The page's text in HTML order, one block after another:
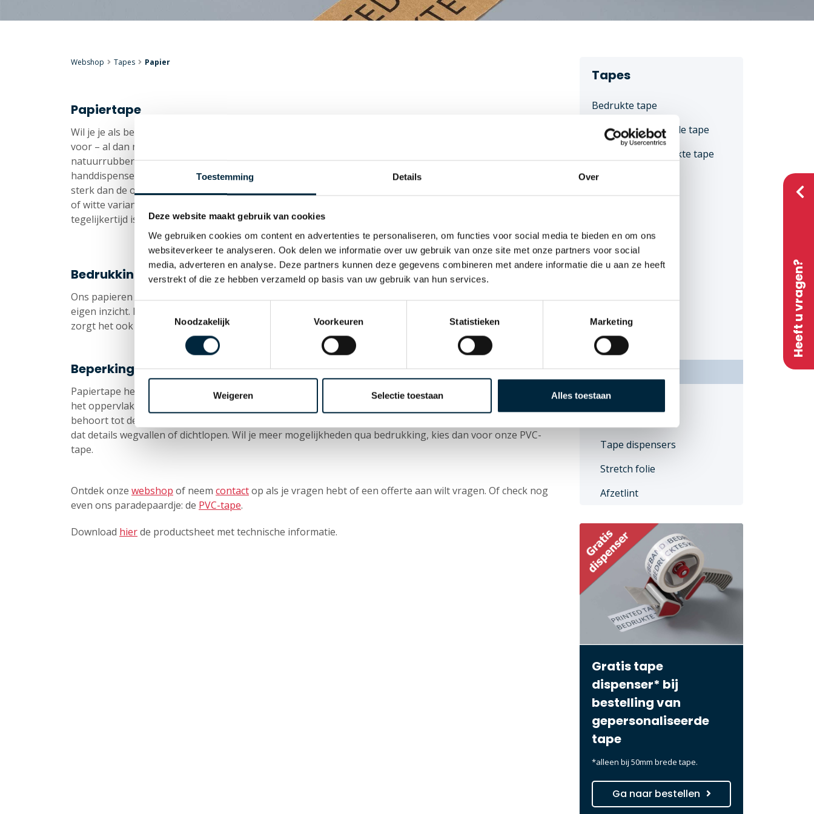
Toestemming Details Over
Deze website maakt gebruik van cookies
We gebruiken cookies om content en advertenties te personaliseren, om functies voor social media te bieden en om ons
websiteverkeer te analyseren. Ook delen we informatie over uw gebruik van onze site met onze partners voor social
media, adverteren en analyse. Deze partners kunnen deze gegevens combineren met andere informatie die u aan ze heeft
verstrekt of die ze hebben verzameld op basis van uw gebruik van hun services.
Toestemmingsselectie
Noodzakelijk
Voorkeuren Statistieken Marketing
Weigeren Selectie toestaan Alles toestaan
Heeft u vragen?
Webshop Tapes Papier
Papiertape
Wil je je als bedrijf presenteren met eens wat anders dan bedrukte tape op basis van PVC of PP? Kies dan
voor – al dan niet bedrukt – papieren verpakkingstape! Deze tape met een belijmingslaag van
natuurrubber plakt direct, hecht makkelijk en snel. Het rolt makkelijk af, wat het heel geschikt maakt voor
handdispensers. Het is een soepele tape die ook makkelijk is af te scheuren. De papiertape is wat minder
sterk dan de overige tapesoorten, maar nog steeds een prima alternatief. Deze papiertape is in een bruine
of witte variant verkrijgbaar en geeft de tape een ecologische uitstraling, die eenvoudig en mooi
tegelijkertijd is.
Bedrukkingsmogelijkheden papieren tape
Ons papieren tape kan ook bedrukt worden met jouw logo, bedrijfsgegevens of een ander design naar
eigen inzicht. Dat maakt het een effectief, voordelig en herkenbaar reclamemiddel. Naast herkenbaarheid
zorgt het ook voor een goede bescherming van je zendingen.
Beperkingen bij het bedrukken
Papiertape heeft iets minder bedrukkingsmogelijkheden dan ons Premium PVC-tape. Maximaal de helft van
het oppervlak is bedrukbaar. De tape inkleuren of een diapositieve bedrukking is niet mogelijk. Rasterdruk
behoort tot de mogelijkheden, maar vanwege het oneffen oppervlak van de papiertape kan het voorkomen
dat details wegvallen of dichtlopen. Wil je meer mogelijkheden qua bedrukking, kies dan voor onze PVC-
tape.
Ontdek onze webshop of neem contactop als je vragen hebt of een offerte aan wilt vragen. Of check nog
even ons paradepaardje: de PVC-tape.
Download hierde productsheet met technische informatie.
Tapes
Bedrukte tape
Gepersonaliseerde tape
Standaard bedrukte tape
Ecotapes
Eco 210
PVC
PP-Hotmelt
PP-Acryl
Papier
Duurzaam
Tape dispensers
Stretch folie
Afzetlint
Gratis tape
dispenser* bij
bestelling van
gepersonaliseerde
tape
*alleen bij 50mm brede tape.
Ga naar bestellen